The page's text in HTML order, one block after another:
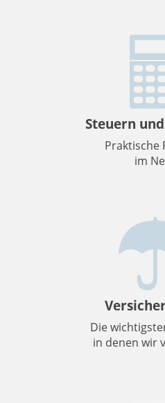
Steuern
Praktische
im
Die
in denen wir